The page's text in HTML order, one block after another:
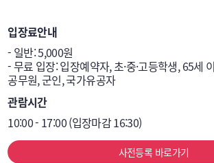
입장료안내
- 일반: 5,000원
- 무료 입장: 입장예약자, 초·중·고등학생, 65세
공무원, 군인, 국가유공자
관람시간
10:00 - 17:00 (입장마감 16:30)
사전등록 바로가기